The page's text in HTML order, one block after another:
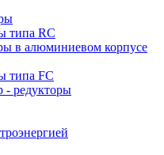
типа RC
в алюминиевом корпусе
типа FC
- редукторы